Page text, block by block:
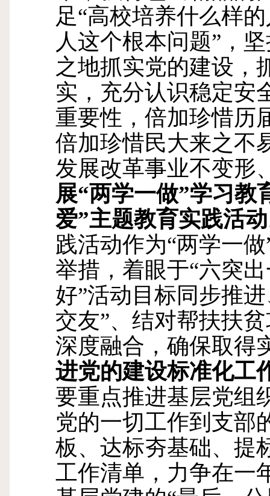
足“高校培养什么样
人这个根本问题”，
之地抓实党的建设，
实，充分认识稳定安
重要性，倍加珍惜历
倍加珍惜民大来之不
发展改革事业不变形
展“两学一做”学习教
爱”主题教育实践活
践活动作为“两学一
举措，着眼于“六突
好”活动目标同步推
交友”、结对帮扶扶
深度融合，确保取得
进党的建设标准化工
要重点推进基层党组
党的一切工作到支部
板、达标夯基础、提
工作清单，力争在一